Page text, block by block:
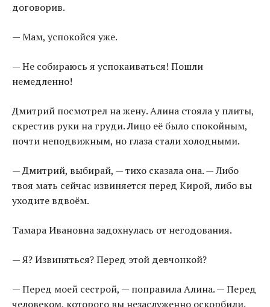
договорив.
— Мам, успокойся уже.
— Не собираюсь я успокаиваться! Пошли
немедленно!
Дмитрий посмотрел на жену. Алина стояла у плиты,
скрестив руки на груди. Лицо её было спокойным,
почти неподвижным, но глаза стали холодными.
— Дмитрий, выбирай, — тихо сказала она. — Либо
твоя мать сейчас извиняется перед Кирой, либо вы
уходите вдвоём.
Тамара Ивановна задохнулась от негодования.
— Я? Извиняться? Перед этой девчонкой?
— Перед моей сестрой, — поправила Алина. — Перед
человеком, которого вы незаслуженно оскорбили.